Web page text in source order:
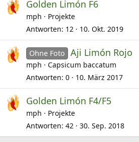
Golden Limón F6
mph
Projekte
Antworten 12 10. Okt. 2019
Ohne Foto Aji Limón Rojo
mph
Capsicum baccatum
Antworten 0 10. März 2017
Golden Limón F4/F5
mph
Projekte
Antworten 42 30. Sep. 2018